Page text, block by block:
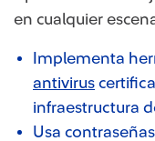
en cualquier
Implementa
antivirus
infraestructura
Usa